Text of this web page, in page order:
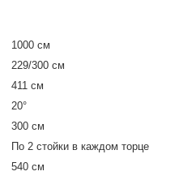
1000 см
229/300 см
411 см
20°
300 см
По 2 стойки в каждом торце
540 см